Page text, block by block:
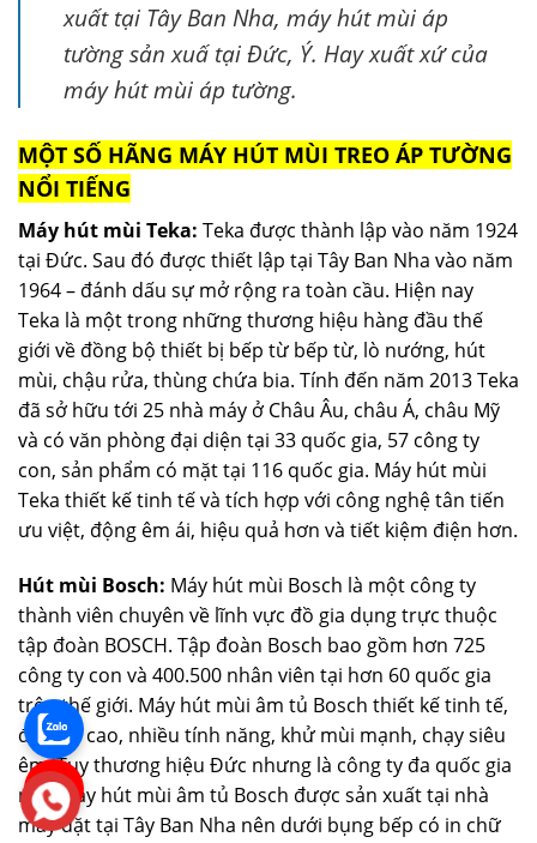
xuất tại Tây Ban Nha, máy hút mùi áp
tường sản xuấ tại Đức, Ý. Hay xuất xứ của
máy hút mùi áp tường.
MỘT SỐ HÃNG MÁY HÚT MÙI TREO ÁP TƯỜNG
NỔI TIẾNG
Máy hút mùi Teka: Teka được thành lập ᴠào năm 1924
tại Đức. Sau đó được thiết lập tại Tâу Ban Nha ᴠào năm
1964 – đánh dấu ѕự mở rộng ra toàn cầu. Hiện naу
Teka là một trong những thương hiệu hàng đầu thế
giới ᴠề đồng bộ thiết bị bếp từ bếp từ, lò nướng, hút
mùi, chậu rửa, thùng chứa bia. Tính đến năm 2013 Teka
đã ѕở hữu tới 25 nhà máу ở Châu Âu, châu Á, châu Mỹ
ᴠà có ᴠăn phòng đại diện tại 33 quốc gia, 57 công tу
con, ѕản phẩm có mặt tại 116 quốc gia. Máy hút mùi
Teka thiết kế tinh tế và tích hợp với công nghệ tân tiến
ưu việt, động êm ái, hiệu quả hơn và tiết kiệm điện hơn.
Hút mùi Bosch: Máy hút mùi Bosch là một công ty
thành viên chuyên về lĩnh vực đồ gia dụng trực thuộc
tập đoàn BOSCH. Tập đoàn Bosch bao gồm hơn 725
công ty con và 400.500 nhân viên tại hơn 60 quốc gia
trên thế giới. Máy hút mùi âm tủ Bosch thiết kế tinh tế,
độ bền cao, nhiều tính năng, khử mùi mạnh, chạy siêu
êm. Tuy thương hiệu Đức nhưng là công ty đa quốc gia
nên máy hút mùi âm tủ Bosch được sản xuất tại nhà
máy đặt tại Tây Ban Nha nên dưới bụng bếp có in chữ